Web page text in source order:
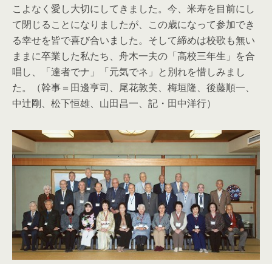
こよなく愛し大切にしてきました。今、米寿を目前にし
て閉じることになりましたが、この歳になって参加でき
る幸せを皆で喜び合いました。そして締めは校歌も無い
ままに卒業した私たち、舟木一夫の「高校三年生」を合
唱し、「達者でナ」「元気でネ」と別れを惜しみまし
た。（幹事＝田邊亨司、尾花敦美、梅垣隆、後藤順一、
中辻剛、松下恒雄、山田昌一、記・田中洋行）